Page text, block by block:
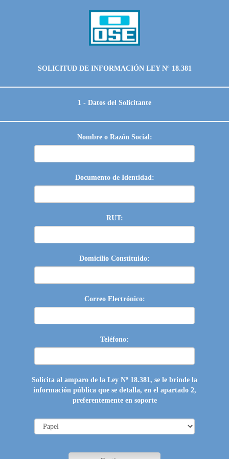
SOLICITUD DE INFORMACIÓN LEY Nº 18.381
1 - Datos del Solicitante
Nombre o Razón Social:
Documento de Identidad:
RUT:
Domicilio Constituido:
Correo Electrónico:
Teléfono:
Solicita al amparo de la Ley Nº 18.381, se le brinde la
información pública que se detalla, en el apartado 2,
preferentemente en soporte